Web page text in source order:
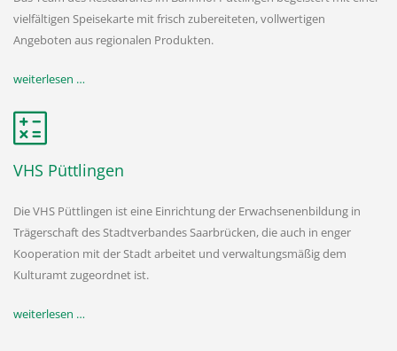
vielfältigen Speisekarte mit frisch zubereiteten, vollwertigen
Angeboten aus regionalen Produkten.
weiterlesen …
VHS Püttlingen
Die VHS Püttlingen ist eine Einrichtung der Erwachsenenbildung in
Trägerschaft des Stadtverbandes Saarbrücken, die auch in enger
Kooperation mit der Stadt arbeitet und verwaltungsmäßig dem
Kulturamt zugeordnet ist.
weiterlesen …